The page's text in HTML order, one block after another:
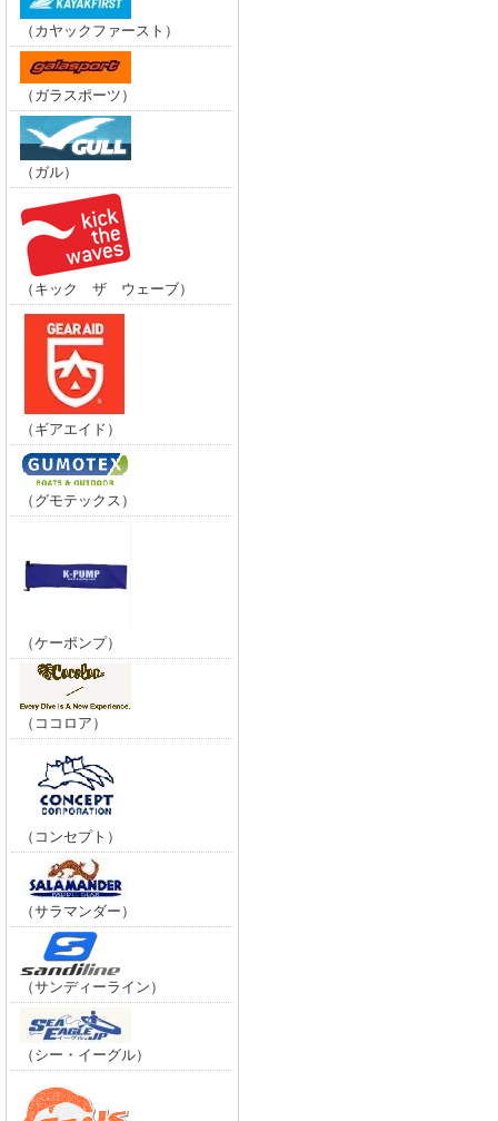
（カヤックファースト）
（ガラスポーツ）
（ガル）
（キック ザ ウェーブ）
（ギアエイド）
（グモテックス）
（ケーポンプ）
（ココロア）
（コンセプト）
（サラマンダー）
（サンディーライン）
（シー・イーグル）